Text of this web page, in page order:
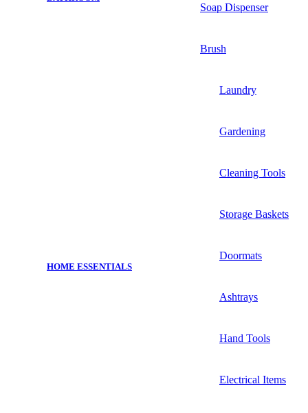
Soap Dispenser
Brush
HOME ESSENTIALS
Laundry
Gardening
Cleaning Tools
Storage Baskets
Doormats
Ashtrays
Hand Tools
Electrical Items